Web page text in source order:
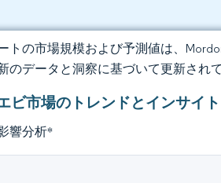
トの市場規模および予測値は、
のデータと洞察に基づいて更新されて
ビ市場のトレンドとインサイト
響分析*